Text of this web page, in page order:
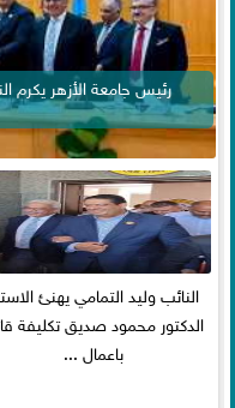
رئيس جامعة الأزهر يكرم
النائب وليد التمامي يهنئ
الدكتور محمود صديق تكليفة
باعمال ...